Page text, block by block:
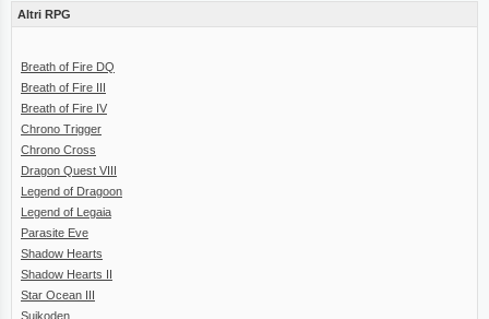
Altri RPG
Breath of Fire DQ
Breath of Fire III
Breath of Fire IV
Chrono Trigger
Chrono Cross
Dragon Quest VIII
Legend of Dragoon
Legend of Legaia
Parasite Eve
Shadow Hearts
Shadow Hearts II
Star Ocean III
Suikoden